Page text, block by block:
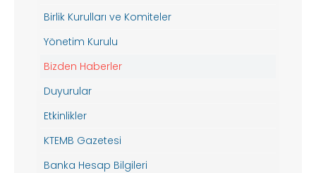
Birlik Kurulları ve Komiteler
Yönetim Kurulu
Bizden Haberler
Duyurular
Etkinlikler
KTEMB Gazetesi
Banka Hesap Bilgileri